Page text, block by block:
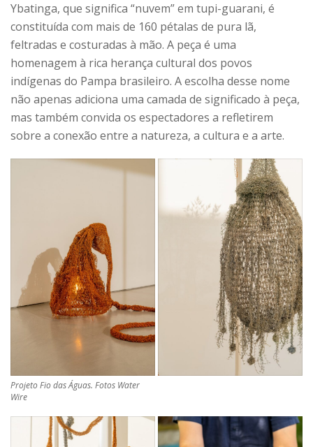
Ybatinga, que significa “nuvem” em tupi-guarani, é
constituída com mais de 160 pétalas de pura lã,
feltradas e costuradas à mão. A peça é uma
homenagem à rica herança cultural dos povos
indígenas do Pampa brasileiro. A escolha desse nome
não apenas adiciona uma camada de significado à peça,
mas também convida os espectadores a refletirem
sobre a conexão entre a natureza, a cultura e a arte.
Projeto Fio das Águas. Fotos Water
Wire